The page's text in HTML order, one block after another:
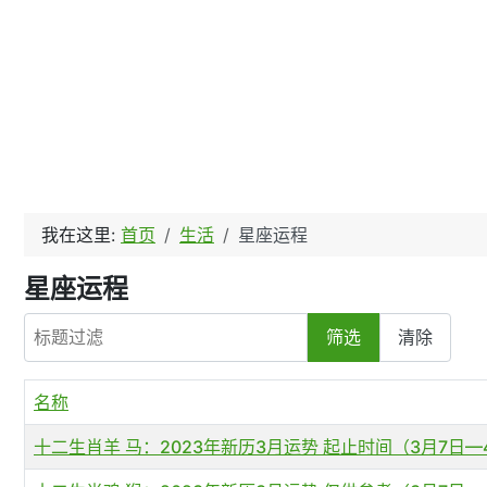
我在这里: 首页 生活 星座运程
星座运程
标题过滤
筛选 清除
名称
十二生肖羊 马：2023年新历3月运势 起止时间（3月7日